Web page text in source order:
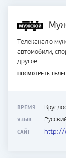
Телеканал о
автомобили,
другое.
ПОСМОТРЕТЬ
ВРЕМЯ
ЯЗЫК
САЙТ http://